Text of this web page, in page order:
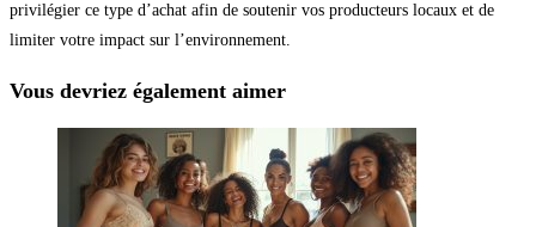
privilégier ce type d’achat afin de soutenir vos producteurs locaux et de
limiter votre impact sur l’environnement.
Vous devriez également aimer